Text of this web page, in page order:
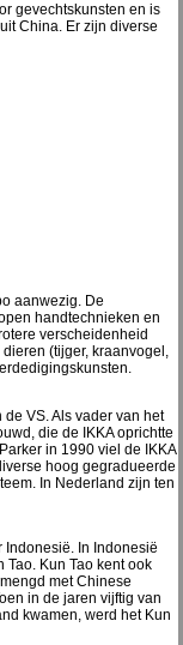
gevechtskunsten en is
China. Er zijn diverse
aanwezig. De
handtechnieken en
verscheidenheid
(tijger, kraanvogel,
VS. Als vader van het
die de IKKA oprichtte
in 1990 viel de IKKA
hoog gegradueerde
In Nederland zijn ten
Indonesië. In Indonesië
Kun Tao kent ook
met Chinese
in de jaren vijftig van
kwamen, werd het Kun